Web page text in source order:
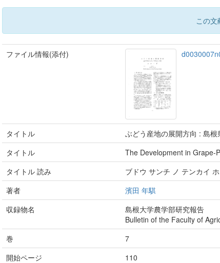
この文
ファイル情報(添付)
タイトル
ぶどう産地の展開方向 : 島
タイトル
The Development in Grape-
タイトル 読み
ブドウ サンチ ノ テンカイ
著者
濱田 年騏
収録物名
島根大学農学部研究報告
Bulletin of the Faculty of
巻
7
開始ページ
110